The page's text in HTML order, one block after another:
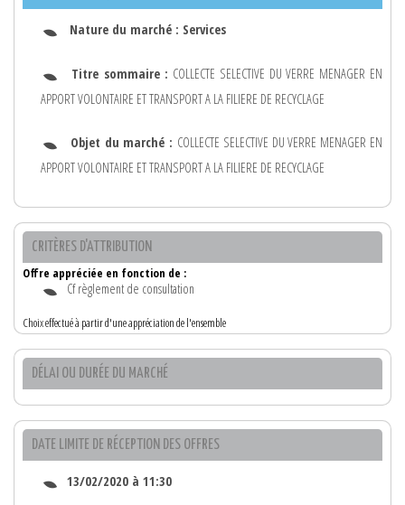
Nature du marché : Services
Titre sommaire : COLLECTE SELECTIVE DU VERRE MENAGER EN
APPORT VOLONTAIRE ET TRANSPORT A LA FILIERE DE RECYCLAGE
Objet du marché : COLLECTE SELECTIVE DU VERRE MENAGER EN
APPORT VOLONTAIRE ET TRANSPORT A LA FILIERE DE RECYCLAGE
CRITÈRES D'ATTRIBUTION
Offre appréciée en fonction de :
Cf règlement de consultation
Choix effectué à partir d'une appréciation de l'ensemble
DÉLAI OU DURÉE DU MARCHÉ
DATE LIMITE DE RÉCEPTION DES OFFRES
13/02/2020 à 11:30